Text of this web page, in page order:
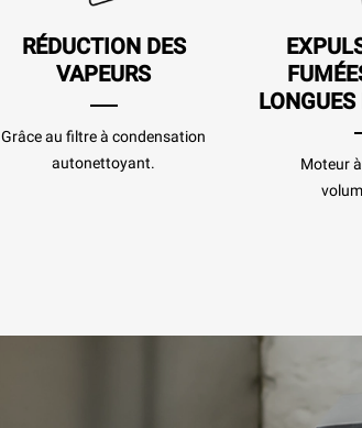
RÉDUCTION DES
VAPEURS
Grâce au filtre à condensation
autonettoyant.
Moteur